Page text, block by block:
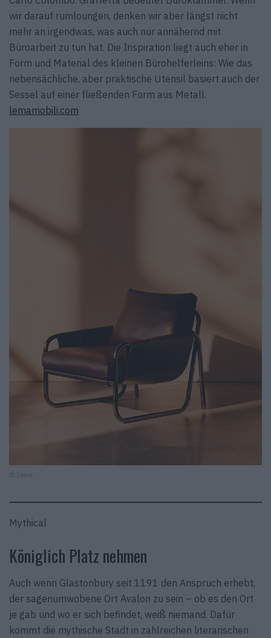
wir darauf rumloungen, denken wir aber längst nicht
mehr an irgendwas, was auch nur annähernd mit
Büroarbeit zu tun hat. Die Inspiration liegt auch eher in
Form und Material des kleinen Bürohelferleins: Wie das
nebensächliche, aber praktische Utensil basiert auch der
Sessel auf einer fließenden Form aus Metall.
lemamobili.com
© Lema
Mythical
Königlich Platz nehmen
Auch wenn Glastonbury seit 1191 den Anspruch erhebt,
der sagenumwobene Ort Avalon zu sein – ob es den Ort
je gab und wo er sich befindet, weiß niemand. Dafür
kommt die mythische Stadt in zahlreichen literarischen